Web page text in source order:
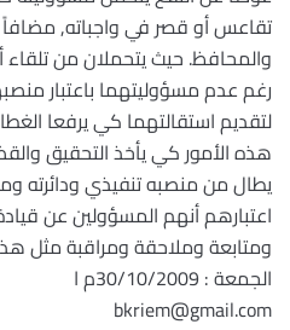
تقاعس أو قصر في واجباته, مضافاً
والمحافظ. حيث يتحملان من تلقاء
رغم عدم مسؤوليتهما باعتبار
لتقديم استقالتهما كي يرفعا
هذه الأمور كي يأخذ التحقيق
يطال من منصبه تنفيذي ودائرته
اعتبارهم أنهم المسؤولين عن
ومتابعة وملاحقة ومراقبة مثل
الجمعة : 30/10/2009م ا
bkriem@gmail.com